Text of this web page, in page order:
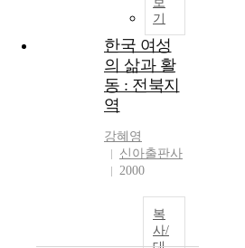
기
한국 여성
의 삶과 활
동 : 전북지
역
강혜영
신아출판사
2000
복
사/